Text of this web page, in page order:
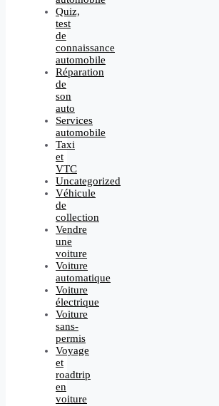
Quiz,
test
de
connaissance
automobile
Réparation
de
son
auto
Services
automobile
Taxi
et
VTC
Uncategorized
Véhicule
de
collection
Vendre
une
voiture
Voiture
automatique
Voiture
électrique
Voiture
sans-
permis
Voyage
et
roadtrip
en
voiture